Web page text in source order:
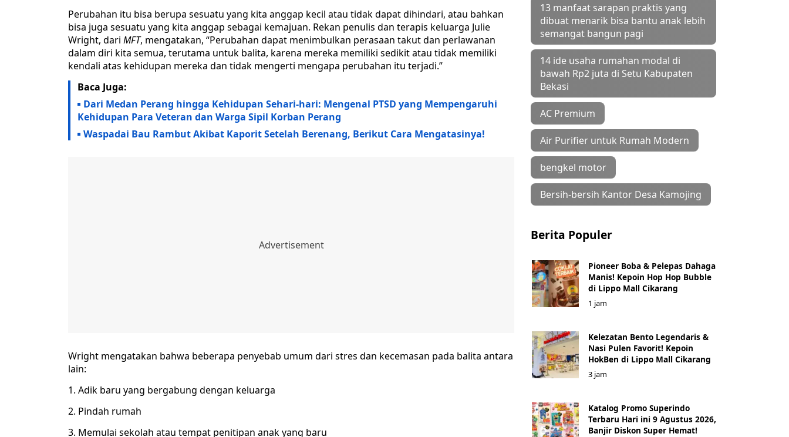
Perubahan itu bisa berupa sesuatu yang kita anggap kecil atau tidak dapat dihindari, atau bahkan
bisa juga sesuatu yang kita anggap sebagai kemajuan. Rekan penulis dan terapis keluarga Julie
Wright, dari MFT, mengatakan, “Perubahan dapat menimbulkan perasaan takut dan perlawanan
dalam diri kita semua, terutama untuk balita, karena mereka memiliki sedikit atau tidak memiliki
kendali atas kehidupan mereka dan tidak mengerti mengapa perubahan itu terjadi.”
Baca Juga:
Dari Medan Perang hingga Kehidupan Sehari-hari: Mengenal PTSD yang Mempengaruhi
Kehidupan Para Veteran dan Warga Sipil Korban Perang
Waspadai Bau Rambut Akibat Kaporit Setelah Berenang, Berikut Cara Mengatasinya!
Wright mengatakan bahwa beberapa penyebab umum dari stres dan kecemasan pada balita antara
lain:
1. Adik baru yang bergabung dengan keluarga
2. Pindah rumah
3. Memulai sekolah atau tempat penitipan anak yang baru
13 manfaat sarapan praktis yang
dibuat menarik bisa bantu anak lebih
semangat bangun pagi
14 ide usaha rumahan modal di
bawah Rp2 juta di Setu Kabupaten
Bekasi
AC Premium
Air Purifier untuk Rumah Modern
bengkel motor
Bersih-bersih Kantor Desa Kamojing
Berita Populer
Pioneer Boba & Pelepas Dahaga
Manis! Kepoin Hop Hop Bubble
di Lippo Mall Cikarang
1 jam
Kelezatan Bento Legendaris &
Nasi Pulen Favorit! Kepoin
HokBen di Lippo Mall Cikarang
3 jam
Katalog Promo Superindo
Terbaru Hari ini 9 Agustus 2026,
Banjir Diskon Super Hemat!